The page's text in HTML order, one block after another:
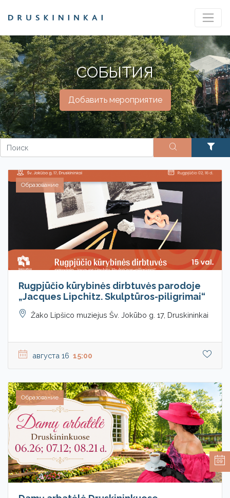
СОБЫТИЯ
Добавить мероприятие
Образование
Rugpjūčio kūrybinės dirbtuvės parodoje
„Jacques Lipchitz. Skulptūros-piligrimai“
Žako Lipšico muziejus Šv. Jokūbo g. 17, Druskininkai
августа 16 15:00
Образование
09